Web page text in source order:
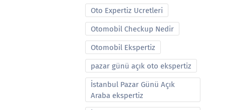
Oto Expertiz Ucretleri
Otomobil Checkup Nedir
Otomobil Ekspertiz
pazar günü açık oto ekspertiz
İstanbul Pazar Günü Açık
Araba ekspertiz